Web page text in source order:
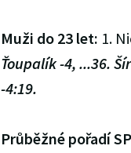
Muži do 23 let: 1.
Ťoupalík -4, ...36.
-4:19.
Průběžné pořadí